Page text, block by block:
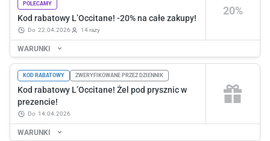
20%
POLECAMY
Kod rabatowy L’Occitane! -20% na całe zakupy!
do 22.04.2026 14 razy
WARUNKI
KOD RABATOWY ZWERYFIKOWANE PRZEZ DZIENNIK
Kod rabatowy L’Occitane! Żel pod prysznic w
prezencie!
do 14.04.2026
WARUNKI